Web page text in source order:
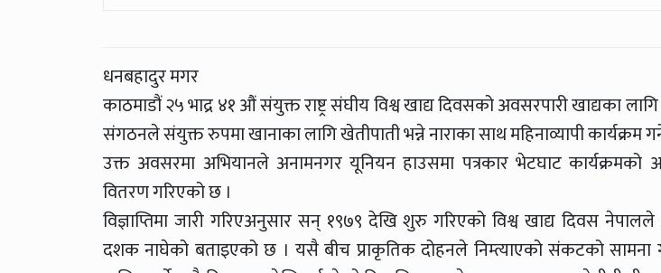
धनबहादुर मगर
काठमाडौं २५ भाद्र ४१ औं संयुक्त राष्ट्र संघीय विश्व खाद्य दिवसको अवसरपारी खाद्यका
संगठनले संयुक्त रुपमा खानाका लागि खेतीपाती भन्ने नाराका साथ महिनाव्यापी कार्यक्रम
उक्त अवसरमा अभियानले अनामनगर यूनियन हाउसमा पत्रकार भेटघाट कार्यक्रमको
वितरण गरिएको छ ।
विज्ञाप्तिमा जारी गरिएअनुसार सन् १९७९ देखि शुरु गरिएको विश्व खाद्य दिवस
दशक नाघेको बताइएको छ । यसै बीच प्राकृतिक दोहनले निम्त्याएको संकटको सामना